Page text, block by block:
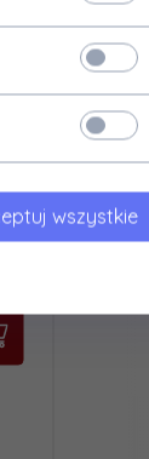
wszystkie